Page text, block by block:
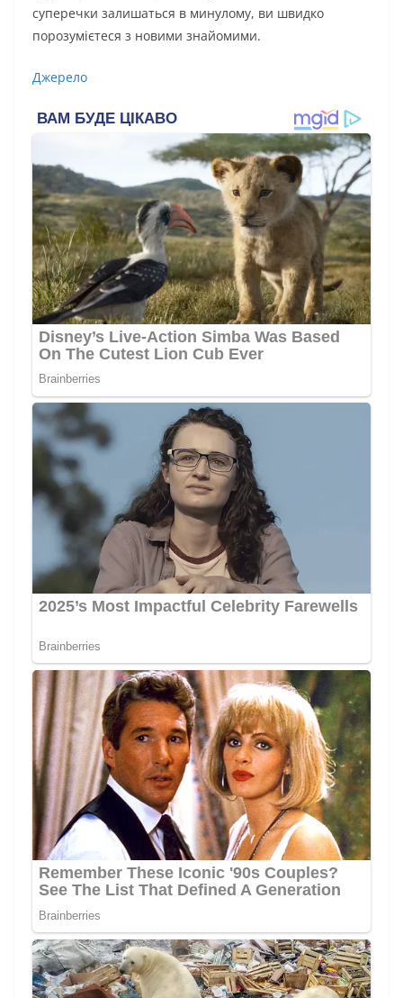
суперечки залишаться в минулому, ви швидко
порозумієтеся з новими знайомими.
Джерело